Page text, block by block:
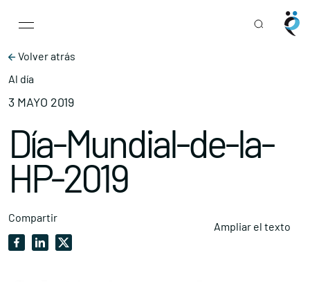
Main Navigation
Volver atrás
Al día
3 MAYO 2019
Día-Mundial-de-la-
HP-2019
Compartir
Ampliar el texto